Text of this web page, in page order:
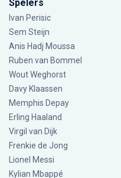
Spelers
Ivan Perisic
Sem Steijn
Anis Hadj Moussa
Ruben van Bommel
Wout Weghorst
Davy Klaassen
Memphis Depay
Erling Haaland
Virgil van Dijk
Frenkie de Jong
Lionel Messi
Kylian Mbappé